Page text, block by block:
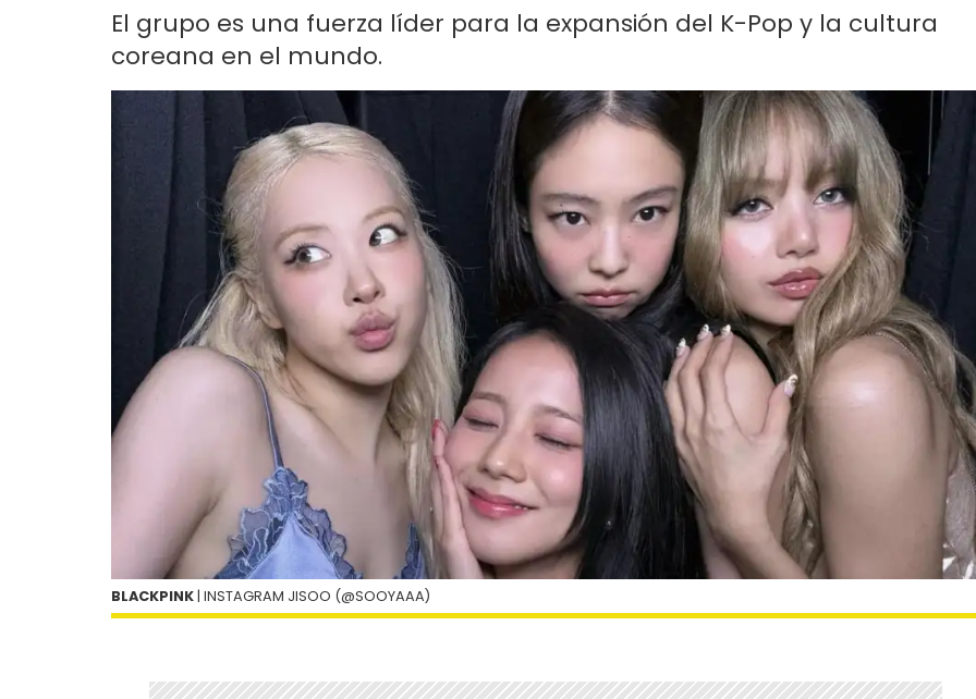
El grupo es una fuerza líder para la expansión del K-Pop y la cultura
coreana en el mundo.
BLACKPINK | INSTAGRAM JISOO (@SOOYAAA)